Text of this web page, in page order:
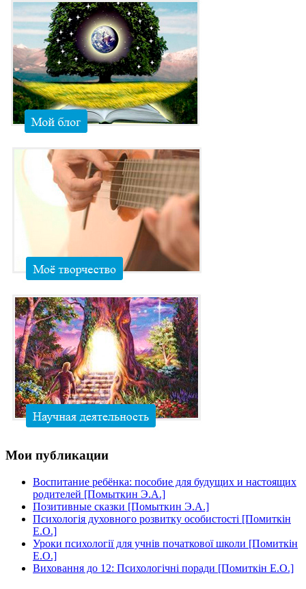
Мои публикации
Воспитание ребёнка: пособие для будущих и настоящих
родителей [Помыткин Э.А.]
Позитивные сказки [Помыткин Э.А.]
Психологія духовного розвитку особистості [Помиткін
Е.О.]
Уроки психології для учнів початкової школи [Помиткін
Е.О.]
Виховання до 12: Психологічні поради [Помиткін Е.О.]